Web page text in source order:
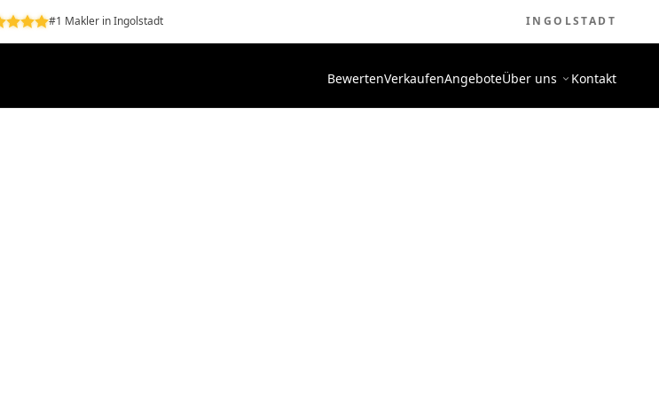
#1 Makler in Ingolstadt INGOLSTADT
BewertenVerkaufenAngeboteÜber uns Kontakt